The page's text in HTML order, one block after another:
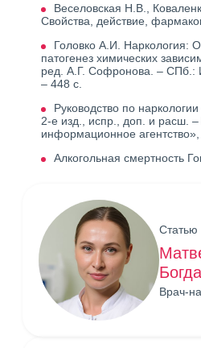
Веселовская Н.В.,
Свойства, действие,
Головко А.И. Наркология:
патогенез химических
ред. А.Г. Софронова. – СПб.:
– 448 с.
Руководство по
2-е изд., испр., доп. и расш.
информационное
Алкогольная смертность
Статью
Врач-